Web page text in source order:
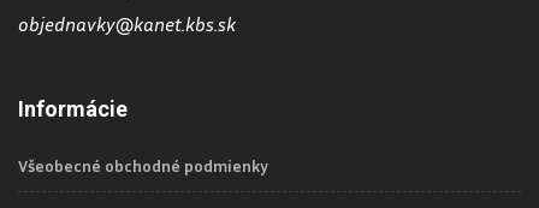
objednavky@kanet.kbs.sk
Informácie
Všeobecné obchodné podmienky